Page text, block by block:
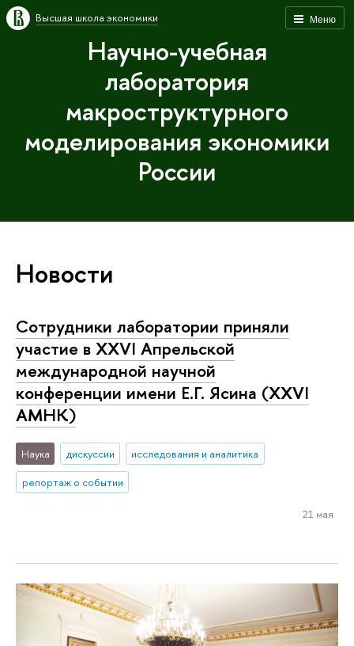
Меню
Высшая школа экономики
Научно-учебная
лаборатория
макроструктурного
моделирования экономики
России
Новости
Сотрудники лаборатории приняли
участие в XXVI Апрельской
международной научной
конференции имени Е.Г. Ясина (XXVI
АМНК)
Наука дискуссии
исследования и аналитика
репортаж о событии
21 мая